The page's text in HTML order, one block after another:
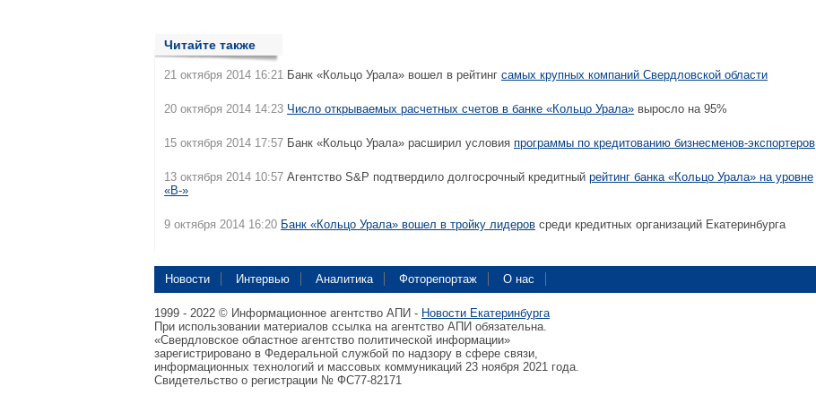
Читайте также
21 октября 2014 16:21 Банк «Кольцо Урала» вошел в рейтинг самых крупных компаний Свердловской области
20 октября 2014 14:23 Число открываемых расчетных счетов в банке «Кольцо Урала» выросло на 95%
15 октября 2014 17:57 Банк «Кольцо Урала» расширил условия программы по кредитованию бизнесменов-экспортеров
13 октября 2014 10:57 Агентство S&P подтвердило долгосрочный кредитный рейтинг банка «Кольцо Урала» на уровне
«B-»
9 октября 2014 16:20 Банк «Кольцо Урала» вошел в тройку лидеров среди кредитных организаций Екатеринбурга
Новости Интервью Аналитика Фоторепортаж О нас
1999 - 2022 © Информационное агентство АПИ - Новости Екатеринбурга
При использовании материалов ссылка на агентство АПИ обязательна.
«Свердловское областное агентство политической информации»
зарегистрировано в Федеральной службой по надзору в сфере связи,
информационных технологий и массовых коммуникаций 23 ноября 2021 года.
Свидетельство о регистрации № ФС77-82171